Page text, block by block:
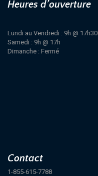
Heures d’ouverture
Lundi au Vendredi : 9h @ 17h30
Samedi : 9h @ 17h
Dimanche : Fermé
Contact
1-855-615-7788